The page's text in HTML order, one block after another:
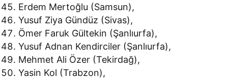
Erdem Mertoğlu (Samsun),
Yusuf Ziya Gündüz (Sivas),
Ömer Faruk Gültekin (Şanlıurfa),
Yusuf Adnan Kendirciler (Şanlıurfa),
Mehmet Ali Özer (Tekirdağ),
Yasin Kol (Trabzon),